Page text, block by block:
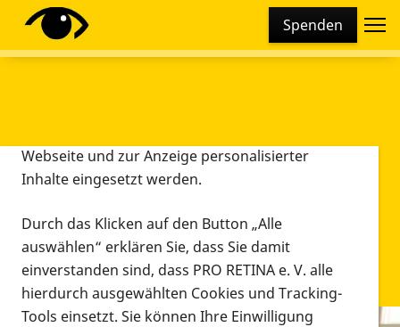
Spenden
Diese Webseite setzt verschiedene Cookies und
Tracking-Tools ein. Dies beinhaltet Cookies und
Webseite und zur Anzeige personalisierter
Inhalte eingesetzt werden.
Durch das Klicken auf den Button „Alle
auswählen“ erklären Sie, dass Sie damit
einverstanden sind, dass PRO RETINA e. V. alle
hierdurch ausgewählten Cookies und Tracking-
Tools einsetzt. Sie können Ihre Einwilligung